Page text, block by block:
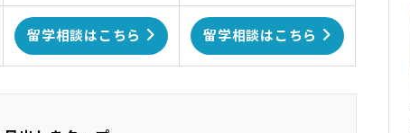
留学相談はこちら 留学相談はこちら